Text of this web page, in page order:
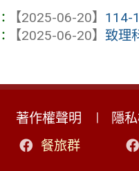
【2025-06-20】 114-
【2025-06-20】致理
著作權聲明 隱
餐旅群